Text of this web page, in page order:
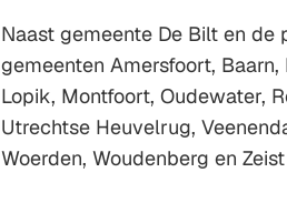
Naast gemeente De Bilt en
gemeenten Amersfoort,
Lopik, Montfoort, Oudewater,
Utrechtse Heuvelrug,
Woerden, Woudenberg en